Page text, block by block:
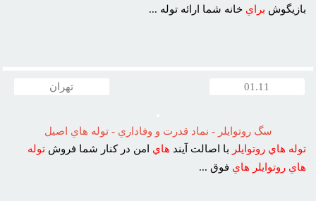
بازيگوش براي خانه شما ارائه توله ...
01.11 تهران
سگ روتوايلر - نماد قدرت و وفاداري - توله هاي اصيل
توله هاي روتوايلر با اصالت آيند هاي امن در کنار شما فروشتوله
هاي روتوايلر هاي فوق ...